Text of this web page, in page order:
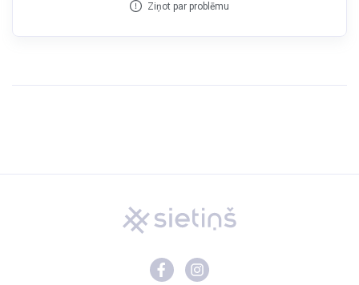
Ziņot par problēmu